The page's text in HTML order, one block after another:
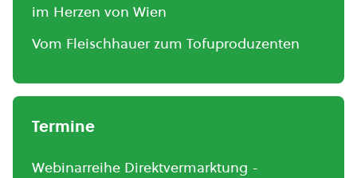
im Herzen von Wien
Vom Fleischhauer zum Tofuproduzenten
Termine
Webinarreihe Direktvermarktung -